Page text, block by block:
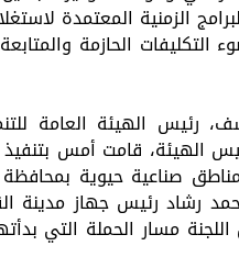
الزمنية المعتمدة
الحازمة
رئيس الهيئة العامة
الهيئة، قامت أمس
صناعية حيوية
رشاد رئيس جهاز مدينة
مسار الحملة التي